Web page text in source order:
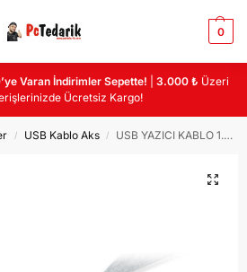
0
Varan İndirimler Sepette! |3.000 ₺ Üzeri
Ücretsiz Kargo!
/ USB Kablo Aks / USB YAZICI KABLO 1.5MT